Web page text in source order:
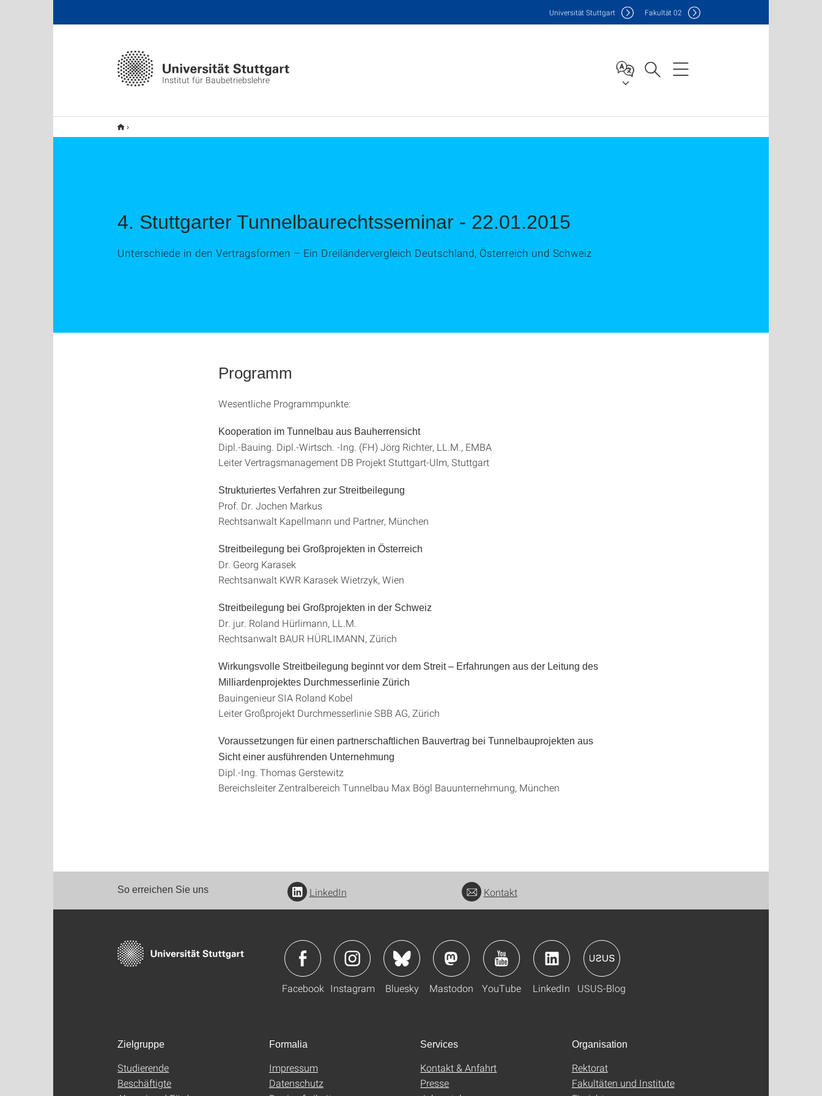
Institut für Baubetriebslehre
Universität Stuttgart Fakultät02
4. Stuttgarter Tunnelbaurechtsseminar - 22.01.2015
Unterschiede in den Vertragsformen – Ein Dreiländervergleich Deutschland, Österreich und Schweiz
Programm
Wesentliche Programmpunkte:
Kooperation im Tunnelbau aus Bauherrensicht
Dipl.-Bauing. Dipl.-Wirtsch. -Ing. (FH) Jörg Richter, LL.M., EMBA
Leiter Vertragsmanagement DB Projekt Stuttgart-Ulm, Stuttgart
Strukturiertes Verfahren zur Streitbeilegung
Prof. Dr. Jochen Markus
Rechtsanwalt Kapellmann und Partner, München
Streitbeilegung bei Großprojekten in Österreich
Dr. Georg Karasek
Rechtsanwalt KWR Karasek Wietrzyk, Wien
Streitbeilegung bei Großprojekten in der Schweiz
Dr. jur. Roland Hürlimann, LL.M.
Rechtsanwalt BAUR HÜRLIMANN, Zürich
Wirkungsvolle Streitbeilegung beginnt vor dem Streit – Erfahrungen aus der Leitung des
Milliardenprojektes Durchmesserlinie Zürich
Bauingenieur SIA Roland Kobel
Leiter Großprojekt Durchmesserlinie SBB AG, Zürich
Voraussetzungen für einen partnerschaftlichen Bauvertrag bei Tunnelbauprojekten aus
Sicht einer ausführenden Unternehmung
Dipl.-Ing. Thomas Gerstewitz
Bereichsleiter Zentralbereich Tunnelbau Max Bögl Bauunternehmung, München
So erreichen Sie uns LinkedIn Kontakt
Facebook Instagram Bluesky Mastodon YouTube LinkedIn USUS-Blog
Zielgruppe
Studierende
Beschäftigte
Formalia
Impressum
Datenschutz
Services
Kontakt & Anfahrt
Presse
Organisation
Rektorat
Fakultäten und Institute